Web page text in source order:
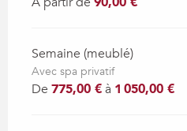
Semaine (meublé)
Avec spa privatif
De 775,00 €à 1 050,00 €